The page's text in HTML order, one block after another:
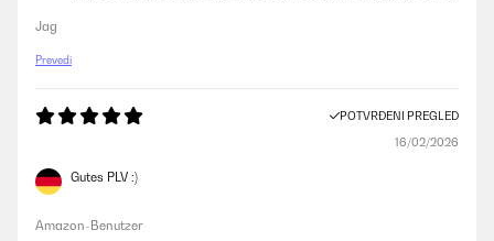
Jag
Prevedi
POTVRĐENI PREGLED
16/02/2026
Gutes PLV :)
Amazon-Benutzer